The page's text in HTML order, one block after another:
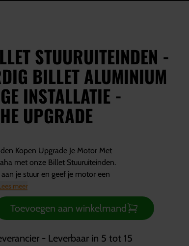
STUURUITEINDEN -
BILLET ALUMINIUM
INSTALLATIE -
UPGRADE
Kopen Upgrade Je Motor Met
met onze Billet Stuuruiteinden.
je stuur en geef je motor een
meer
Toevoegen aan winkelmand
- Leverbaar in 5 tot 15